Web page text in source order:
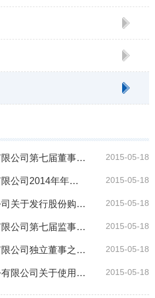
西藏城市发展投资股份有限公司第七届董事会第一次（临时）会议决议公告 2015-05-18
西藏城市发展投资股份有限公司2014年年度股东大会法律意见书 2015-05-18
梅花生物集团股份有限公司关于发行股份购买资产相关事项的后续进展公告 2015-05-18
西藏城市发展投资股份有限公司第七届监事会第一次会议决议公告 2015-05-18
西藏城市发展投资股份有限公司独立董事之独立意见 2015-05-18
西藏海思科药业集团股份有限公司关于使用自有资金投资信托产品的公告 2015-05-18